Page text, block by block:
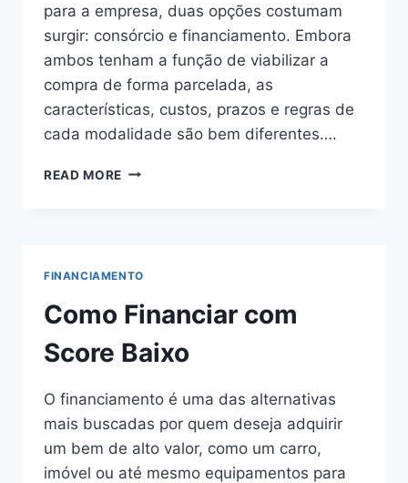
para a empresa, duas opções costumam
surgir: consórcio e financiamento. Embora
ambos tenham a função de viabilizar a
compra de forma parcelada, as
características, custos, prazos e regras de
cada modalidade são bem diferentes….
READ MORE DIFERENÇA
É
A
MELHOR
OPÇÃO
FINANCIAMENTO
Como Financiar com
Score Baixo
O financiamento é uma das alternativas
mais buscadas por quem deseja adquirir
um bem de alto valor, como um carro,
imóvel ou até mesmo equipamentos para